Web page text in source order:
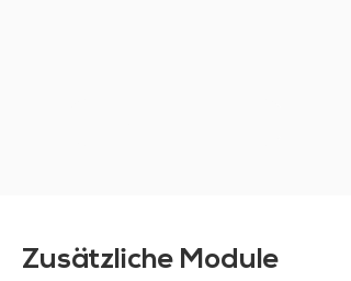
Zusätzliche Module